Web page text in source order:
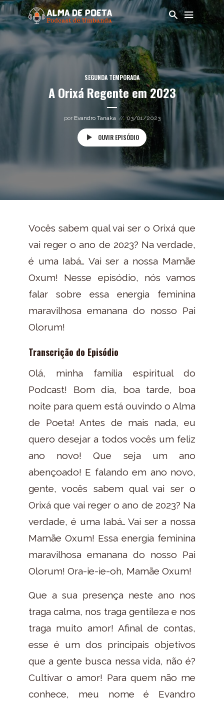
SEGUNDA TEMPORADA
A Orixá Regente em 2023
por Evandro Tanaka 03/01/2023
OUVIR EPISÓDIO
Vocês sabem qual vai ser o Orixá que
vai reger o ano de 2023? Na verdade,
é uma Iabá… Vai ser a nossa Mamãe
Oxum! Nesse episódio, nós vamos
falar sobre essa energia feminina
maravilhosa emanana do nosso Pai
Olorum!
Transcrição do Episódio
Olá, minha família espiritual do
Podcast! Bom dia, boa tarde, boa
noite para quem está ouvindo o Alma
de Poeta! Antes de mais nada, eu
quero desejar a todos vocês um feliz
ano novo! Que seja um ano
abençoado! E falando em ano novo,
gente, vocês sabem qual vai ser o
Orixá que vai reger o ano de 2023? Na
verdade, é uma Iabá… Vai ser a nossa
Mamãe Oxum! Essa energia feminina
maravilhosa emanana do nosso Pai
Olorum! Ora-ie-ie-oh, Mamãe Oxum!
Que a sua presença neste ano nos
traga calma, nos traga gentileza e nos
traga muito amor! Afinal de contas,
esse é um dos principais objetivos
que a gente busca nessa vida, não é?
Cultivar o amor! Para quem não me
conhece, meu nome é Evandro